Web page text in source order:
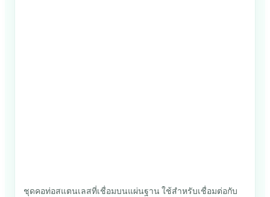
ชุดคอท่อสแตนเลสที่เชื่อมบนแผ่นฐาน ใช้สำหรับเชื่อมต่อกับ